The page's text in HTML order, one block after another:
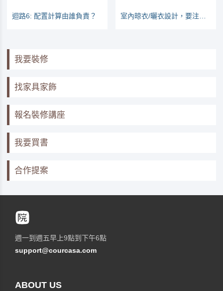
迴路6: 配置計算由誰負責？
我要裝修
找家具家飾
報名裝修講座
我要買書
合作提案
週一到週五早上9點到下午6點
support@courcasa.com
ABOUT US